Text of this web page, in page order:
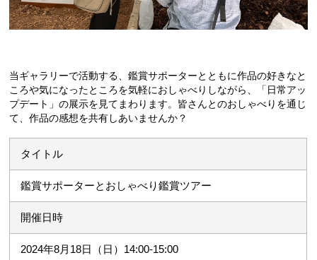
当ギャラリーで活動する、鑑賞サポーターとともに作品の好きなと
ころや気になったところを気軽におしゃべりしながら、「日常アッ
プデート」の展示を見てまわります。皆さんとのおしゃべりを通じ
て、作品の感想を共有しあいませんか？
タイトル
鑑賞サポーターとおしゃべり鑑賞ツアー
開催日時
2024年8月18日（日）14:00-15:00